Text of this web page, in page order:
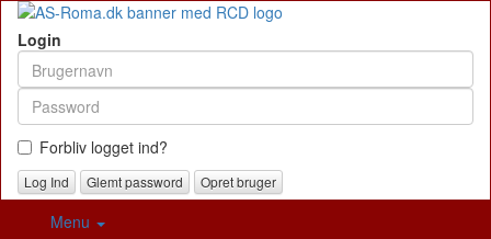
Login
Forbliv logget ind?
Glemt password Opret bruger
Menu